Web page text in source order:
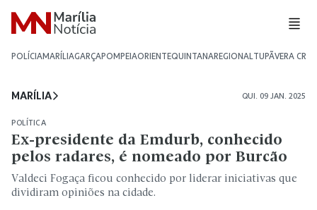
POLÍCIAMARÍLIAGARÇAPOMPEIAORIENTEQUINTANAREGIONALTUPÃVERA CRUZ
MARÍLIA QUI. 09 JAN. 2025
POLÍTICA
Ex-presidente da Emdurb, conhecido
pelos radares, é nomeado por Burcão
Valdeci Fogaça ficou conhecido por liderar iniciativas que
dividiram opiniões na cidade.